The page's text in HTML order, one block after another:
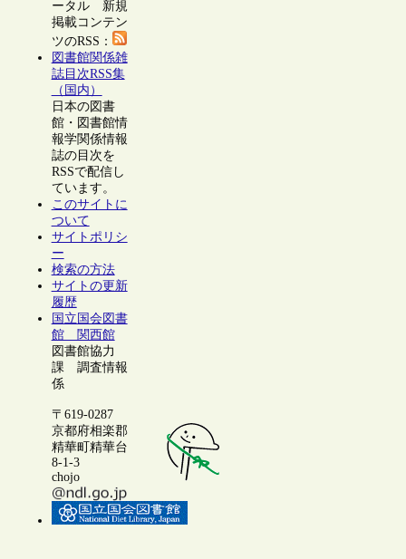
ータル 新規
掲載コンテン
ツのRSS：
図書館関係雑
誌目次RSS集
（国内）
日本の図書
館・図書館情
報学関係情報
誌の目次を
RSSで配信し
ています。
このサイトに
ついて
サイトポリシ
ー
検索の方法
サイトの更新
履歴
国立国会図書
館 関西館
図書館協力
課 調査情報
係
〒619-0287
京都府相楽郡
精華町精華台
8-1-3
chojo